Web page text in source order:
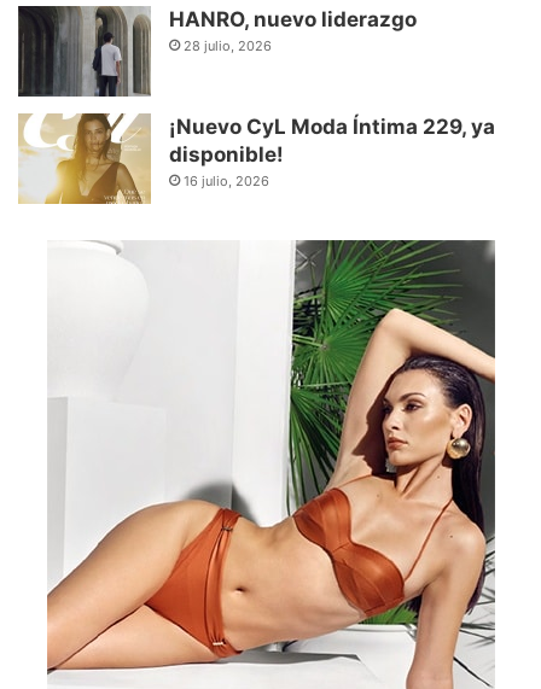
HANRO, nuevo liderazgo
28 julio, 2026
¡Nuevo CyL Moda Íntima 229, ya
disponible!
16 julio, 2026